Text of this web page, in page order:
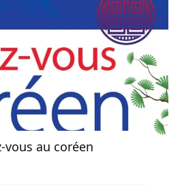
au coréen